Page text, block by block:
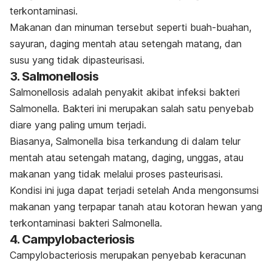
terkontaminasi.
Makanan dan minuman tersebut seperti buah-buahan,
sayuran, daging mentah atau setengah matang, dan
susu yang tidak dipasteurisasi.
3. Salmonellosis
Salmonellosis adalah penyakit akibat infeksi bakteri
Salmonella. Bakteri ini merupakan salah satu penyebab
diare yang paling umum terjadi.
Biasanya, Salmonella bisa terkandung di dalam telur
mentah atau setengah matang, daging, unggas, atau
makanan yang tidak melalui proses pasteurisasi.
Kondisi ini juga dapat terjadi setelah Anda mengonsumsi
makanan yang terpapar tanah atau kotoran hewan yang
terkontaminasi bakteri Salmonella.
4. Campylobacteriosis
Campylobacteriosis merupakan penyebab keracunan